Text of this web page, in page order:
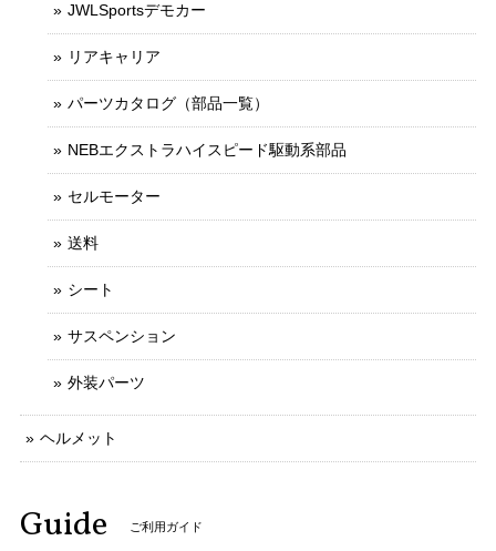
JWLSportsデモカー
リアキャリア
パーツカタログ（部品一覧）
NEBエクストラハイスピード駆動系部品
セルモーター
送料
シート
サスペンション
外装パーツ
ヘルメット
Guide ご利用ガイド